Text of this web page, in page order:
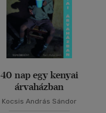
40 nap egy kenyai
árvaházban
Kocsis András Sándor